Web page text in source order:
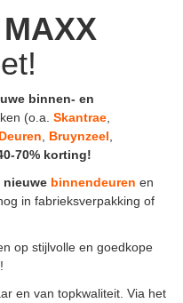
MAXX
binnen- en
(o.a. Skantrae
Deuren Bruynzeel
70% korting!
nieuwe binnendeuren en
in fabrieksverpakking of
op stijlvolle en goedkope
en van topkwaliteit. Via het